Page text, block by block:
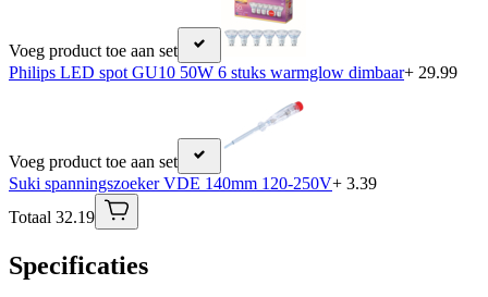
Voeg product toe aan set
Philips LED spot GU10 50W 6 stuks warmglow dimbaar+ 29.99
Voeg product toe aan set
Suki spanningszoeker VDE 140mm 120-250V+ 3.39
Totaal 32.19
Specificaties